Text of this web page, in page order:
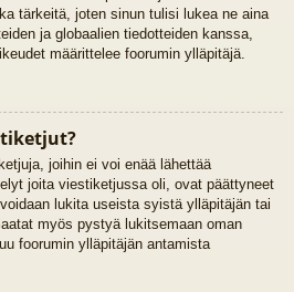
tärkeitä, joten sinun tulisi lukea ne aina
ja globaalien tiedotteiden kanssa,
määrittelee foorumin ylläpitäjä.
joihin ei voi enää lähettää
joita viestiketjussa oli, ovat päättyneet
lukita useista syistä ylläpitäjän tai
myös pystyä lukitsemaan oman
foorumin ylläpitäjän antamista